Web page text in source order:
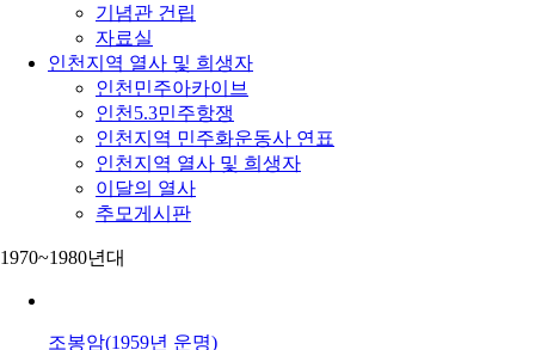
기념관 건립
자료실
인천지역 열사 및 희생자
인천민주아카이브
인천5.3민주항쟁
인천지역 민주화운동사 연표
인천지역 열사 및 희생자
이달의 열사
추모게시판
1970~1980년대
조봉암(1959년 운명)